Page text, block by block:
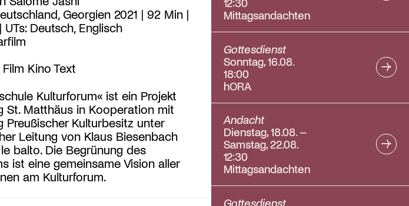
Georgien 2021 | 92 Min |
Deutsch, Englisch
Kino Text
Kulturforum« ist ein Projekt
St. Matthäus in Kooperation mit
Preußischer Kulturbesitz unter
Leitung von Klaus Biesenbach
balto. Die Begrünung des
ist eine gemeinsame Vision aller
am Kulturforum.
Mittagsandachten
Gottesdienst
Sonntag, 16.08.
18:00
hORA
Andacht
Dienstag, 18.08. –
Samstag, 22.08.
12:30
Mittagsandachten
Gottesdienst